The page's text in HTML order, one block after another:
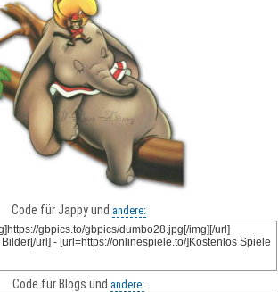
Code für Jappy und andere:
Code für Blogs und andere: